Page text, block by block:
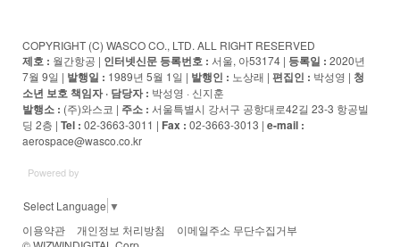
COPYRIGHT (C) WASCO CO., LTD. ALL RIGHT RESERVED
제호 : 월간항공 | 인터넷신문 등록번호 : 서울, 아53174 | 등록일 : 2020년
7월 9일 | 발행일 : 1989년 5월 1일 | 발행인 : 노상래 | 편집인 : 박성영 | 청
소년 보호 책임자 · 담당자: 박성영 · 신지훈
발행소 : (주)와스코 | 주소 : 서울특별시 강서구 공항대로42길 23-3 항공빌
딩 2층 | Tel : 02-3663-3011 | Fax : 02-3663-3013 | e-mail :
aerospace@wasco.co.kr
Powered by
Select Language ▼
이용약관
개인정보 처리방침
이메일주소 무단수집거부